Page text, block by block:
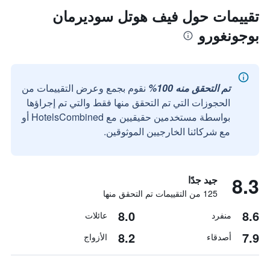
تقييمات حول فيف هوتل سوديرمان
بوجونغورو
تم التحقق منه 100%
نقوم بجمع وعرض التقييمات من
الحجوزات التي تم التحقق منها فقط والتي تم إجراؤها
بواسطة مستخدمين حقيقيين مع HotelsCombined أو
مع شركائنا الخارجيين الموثوقين.
8.3 جيد جدًا
125 من التقييمات تم التحقق منها
8.6 منفرد 8.0 عائلات
7.9 أصدقاء 8.2 الأزواج